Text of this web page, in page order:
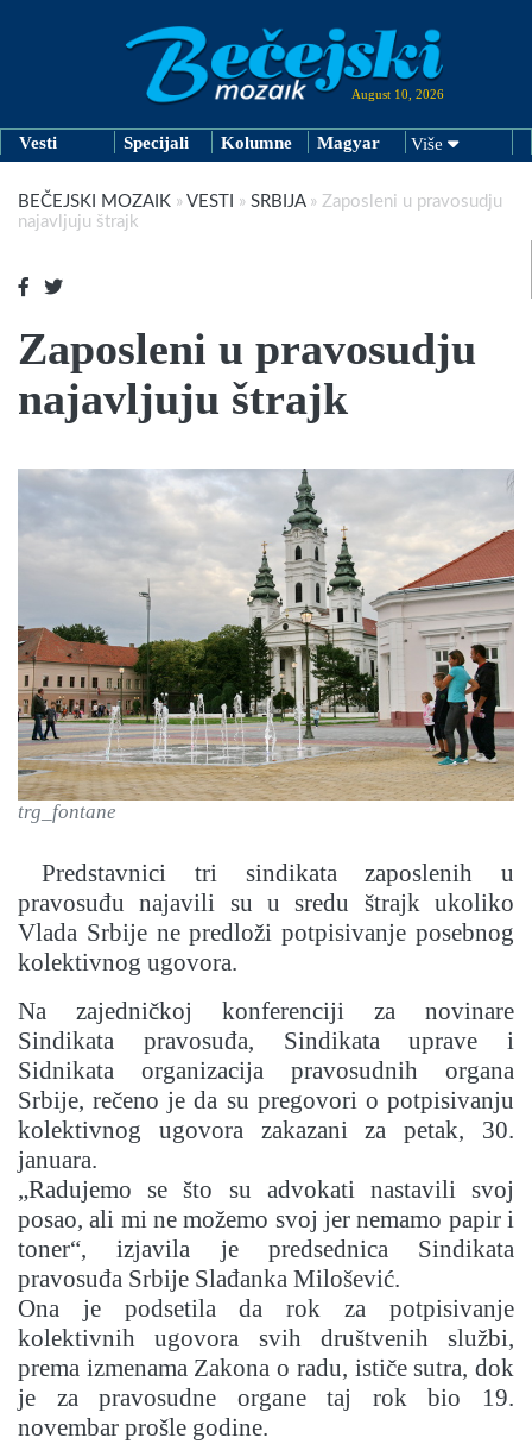
August 10, 2026
Vesti Specijali Kolumne Magyar Više
BEČEJSKI MOZAIK » VESTI » SRBIJA» Zaposleni u pravosudju
najavljuju štrajk
Zaposleni u pravosudju
najavljuju štrajk
trg_fontane
Predstavnici tri sindikata zaposlenih u
pravosuđu najavili su u sredu štrajk ukoliko
Vlada Srbije ne predloži potpisivanje posebnog
kolektivnog ugovora.
Na zajedničkoj konferenciji za novinare
Sindikata pravosuđa, Sindikata uprave i
Sidnikata organizacija pravosudnih organa
Srbije, rečeno je da su pregovori o potpisivanju
kolektivnog ugovora zakazani za petak, 30.
januara.
„Radujemo se što su advokati nastavili svoj
posao, ali mi ne možemo svoj jer nemamo papir i
toner“, izjavila je predsednica Sindikata
pravosuđa Srbije Slađanka Milošević.
Ona je podsetila da rok za potpisivanje
kolektivnih ugovora svih društvenih službi,
prema izmenama Zakona o radu, ističe sutra, dok
je za pravosudne organe taj rok bio 19.
novembar prošle godine.